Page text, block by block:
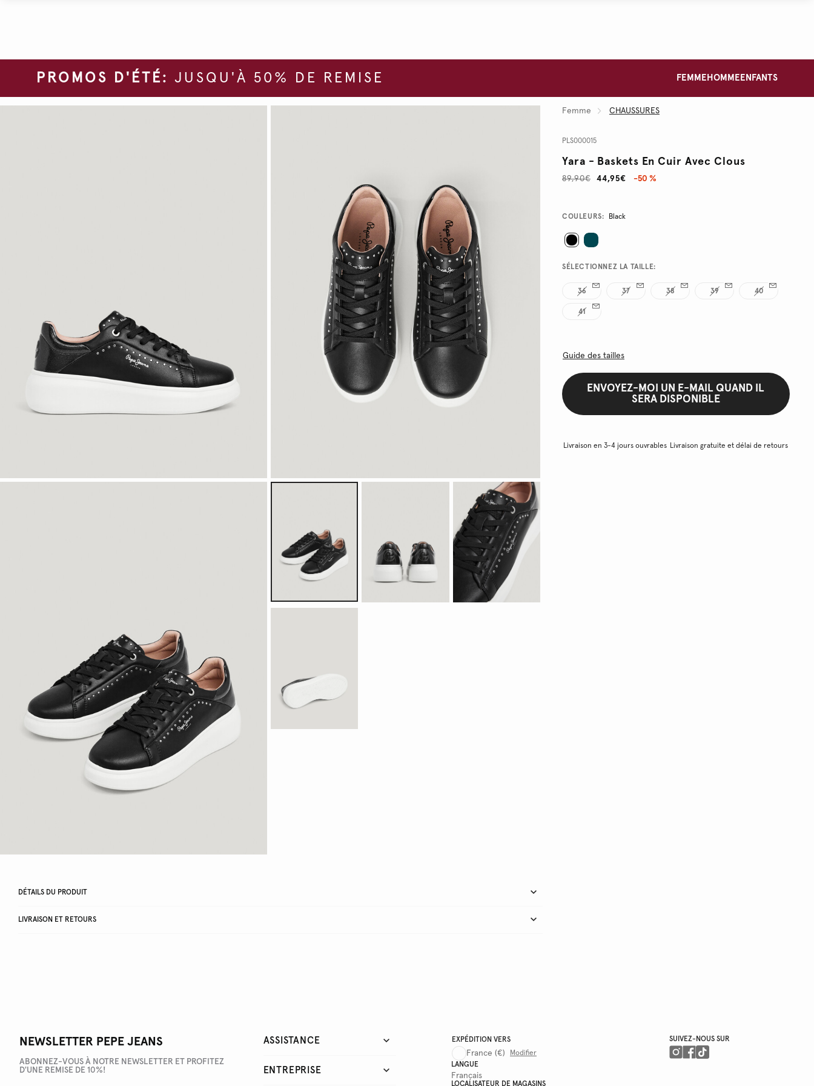
PROMOS D'ÉTÉ: JUSQU'À 50% DE REMISE FEMME HOMME ENFANTS
Femme CHAUSSURES
PLS000015
Yara - Baskets En Cuir Avec Clous
44,95€
89,90€ -50 %
Promotions
Variations
COULEURS: Black
SÉLECTIONNEZ LA TAILLE:
36 37 38 39 40
41
Guide des tailles
ENVOYEZ-MOI UN E-MAIL QUAND IL
SERA DISPONIBLE
Livraison en 3-4 jours ouvrables Livraison gratuite et délai de retours
DÉTAILS DU PRODUIT
LIVRAISON ET RETOURS
NEWSLETTER PEPE JEANS
ABONNEZ-VOUS À NOTRE NEWSLETTER ET PROFITEZ
D'UNE REMISE DE 10%!
ASSISTANCE
ENTREPRISE
EXPÉDITION VERS
France (€)
Modifier
LANGUE
Français
LOCALISATEUR DE MAGASINS
SUIVEZ-NOUS SUR